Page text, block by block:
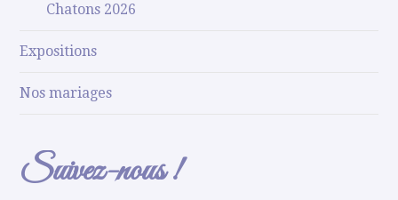
Chatons 2026
Expositions
Nos mariages
Suivez-nous !